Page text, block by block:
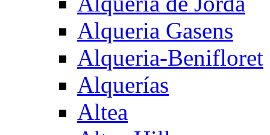
Alqueria Gasens
Alqueria-Benifloret
Alquerías
Altea